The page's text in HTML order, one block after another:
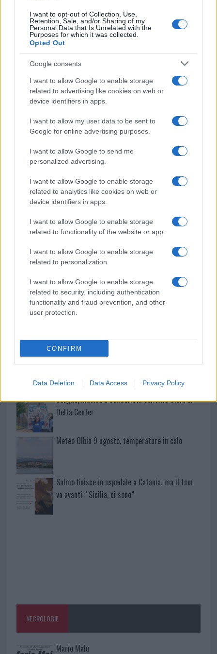
I want to opt-out of Collection, Use,
Retention, Sale, and/or Sharing of my
Personal Data that Is Unrelated with the
Purposes for which it was collected.
Opted Out
Google consents
I want to allow Google to enable storage
related to advertising like cookies on web or
device identifiers in apps.
I want to allow my user data to be sent to
Google for online advertising purposes.
I want to allow Google to send me
personalized advertising.
I want to allow Google to enable storage
related to analytics like cookies on web or
device identifiers in apps.
I want to allow Google to enable storage
related to functionality of the website or app.
I want to allow Google to enable storage
related to personalization.
I want to allow Google to enable storage
related to security, including authentication
functionality and fraud prevention, and other
user protection.
CONFIRM
Data Deletion Data Access Privacy Policy
Ricevi le nostre ultime news
daGoogle News
Condividi l'articolo
F
a
ce
b
o
o
T
w
it
te
r
Pi
n
te
re
st
W
h
at
s
A
p
S
h
a
Articolo precedente
Prossimo articolo
NOTIZIE RECENTI
Controlli rafforzati in Costa Smeralda, 20
arresti e 135 denunce
Tre milioni di euro dalla Provincia Gallura per
nuove aule nelle scuole di Olbia
Incidente sulla provinciale 125, paura tra Olbia e
Incidente sulla strada provinciale ad Arzachena,
Sangue, musica e solidarietà con Avis Olbia al
Delta Center
Meteo Olbia 9 agosto, temperature in calo
Salmo finisce in ospedale a Catania, ma il tour
va avanti: “Sicilia, ci sono”
NECROLOGIE
Mario Malu